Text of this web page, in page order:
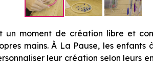
un moment de création libre et
mains. À La Pause, les enfants
leur création selon leurs